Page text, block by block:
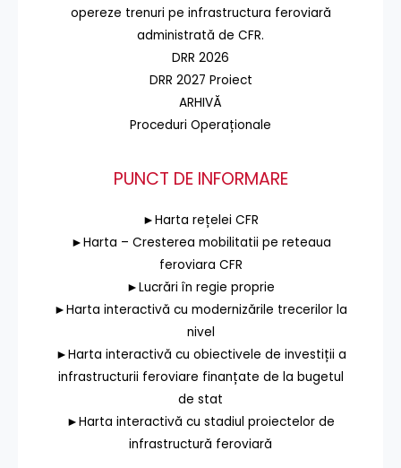
opereze trenuri pe infrastructura feroviară
administrată de CFR.
DRR 2026
DRR 2027 Proiect
ARHIVĂ
Proceduri Operaționale
PUNCT DE INFORMARE
►Harta rețelei CFR
►Harta – Cresterea mobilitatii pe reteaua
feroviara CFR
►Lucrări în regie proprie
►Harta interactivă cu modernizările trecerilor la
nivel
►Harta interactivă cu obiectivele de investiții a
infrastructurii feroviare finanțate de la bugetul
de stat
►Harta interactivă cu stadiul proiectelor de
infrastructură feroviară